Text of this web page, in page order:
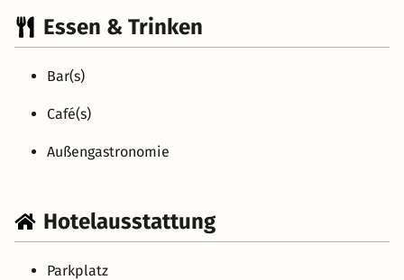
Essen & Trinken
Bar(s)
Café(s)
Außengastronomie
Hotelausstattung
Parkplatz